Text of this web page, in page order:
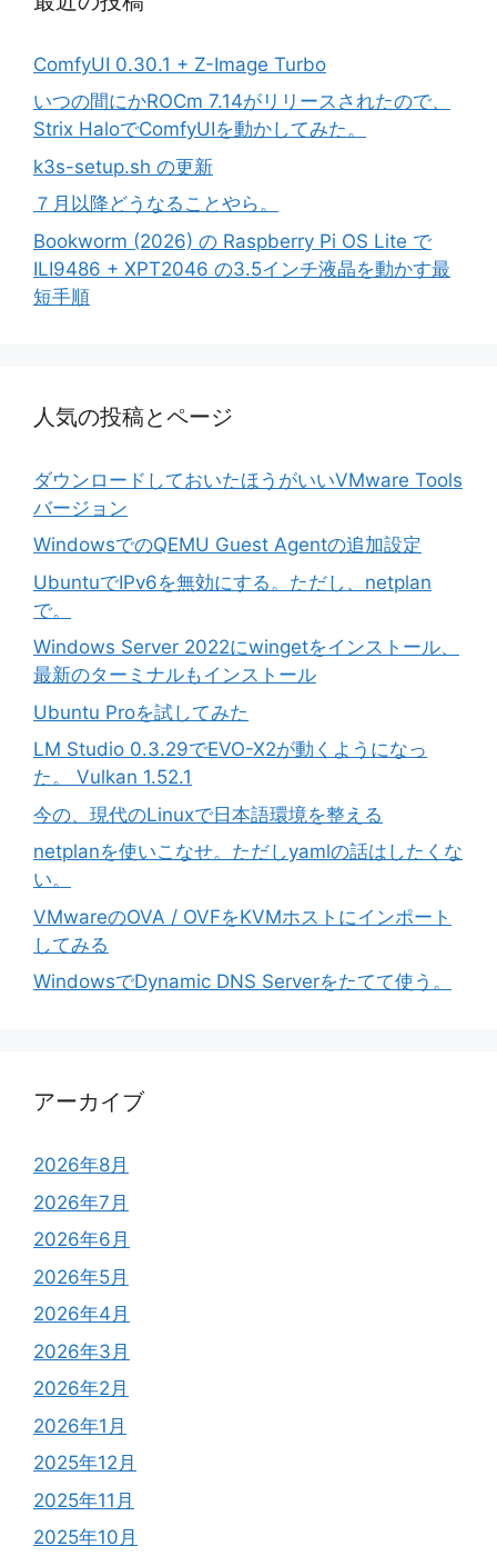
ComfyUI 0.30.1 + Z-Image Turbo
いつの間にかROCm 7.14がリリースされたので、
Strix HaloでComfyUIを動かしてみた。
k3s-setup.sh の更新
７月以降どうなることやら。
Bookworm (2026) の Raspberry Pi OS Lite で
ILI9486 + XPT2046 の3.5インチ液晶を動かす最
短手順
人気の投稿とページ
ダウンロードしておいたほうがいいVMware Tools
バージョン
WindowsでのQEMU Guest Agentの追加設定
UbuntuでIPv6を無効にする。ただし、netplan
で。
Windows Server 2022にwingetをインストール、
最新のターミナルもインストール
Ubuntu Proを試してみた
LM Studio 0.3.29でEVO-X2が動くようになっ
た。 Vulkan 1.52.1
今の、現代のLinuxで日本語環境を整える
netplanを使いこなせ。ただしyamlの話はしたくな
い。
VMwareのOVA / OVFをKVMホストにインポート
してみる
WindowsでDynamic DNS Serverをたてて使う。
アーカイブ
2026年8月
2026年7月
2026年6月
2026年5月
2026年4月
2026年3月
2026年2月
2026年1月
2025年12月
2025年11月
2025年10月